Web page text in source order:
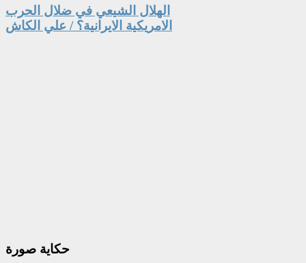
الهلال الشيعي في ضلال الحرب
الامريكية الايرانية؟ / علي الكاش
حكاية صورة